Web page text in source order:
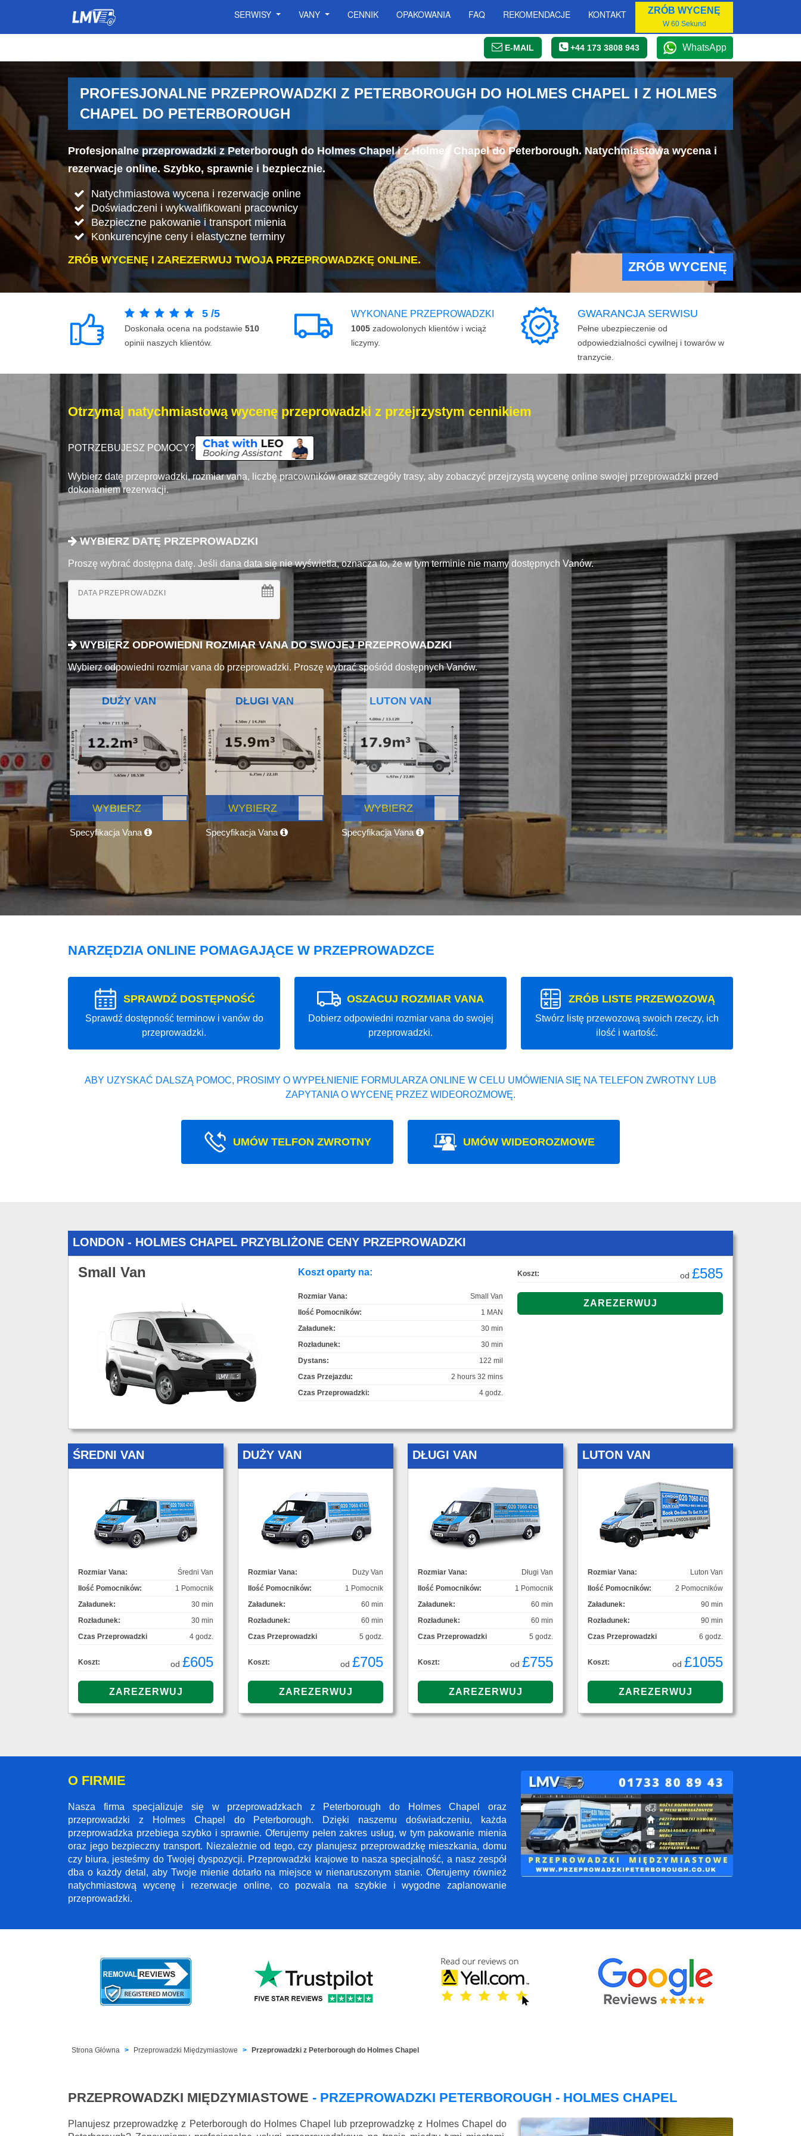
SERWISY VANY CENNIK OPAKOWANIA FAQ REKOMENDACJE KONTAKT ZRÓB WYCENĘ
W 60 Sekund
E-MAIL +44 173 3808 943 WhatsApp
PROFESJONALNE PRZEPROWADZKI Z PETERBOROUGH DO HOLMES CHAPEL I Z HOLMES
CHAPEL DO PETERBOROUGH
Profesjonalne przeprowadzki z Peterborough do Holmes Chapel i z Holmes Chapel do Peterborough. Natychmiastowa wycena i
rezerwacje online. Szybko, sprawnie i bezpiecznie.
Natychmiastowa wycena i rezerwacje online
Doświadczeni i wykwalifikowani pracownicy
Bezpieczne pakowanie i transport mienia
Konkurencyjne ceny i elastyczne terminy
ZRÓB WYCENĘ I ZAREZERWUJ TWOJA PRZEPROWADZKĘ ONLINE.
ZRÓB WYCENĘ
5 /5
Doskonała ocena na podstawie 510
opinii naszych klientów.
WYKONANE PRZEPROWADZKI
1005 zadowolonych klientów i wciąż
liczymy.
GWARANCJA SERWISU
Pełne ubezpieczenie od
odpowiedzialności cywilnej i towarów w
tranzycie.
Otrzymaj natychmiastową wycenę przeprowadzki z przejrzystym cennikiem
POTRZEBUJESZ POMOCY?
Wybierz datę przeprowadzki, rozmiar vana, liczbę pracowników oraz szczegóły trasy, aby zobaczyć przejrzystą wycenę online swojej przeprowadzki przed
dokonaniem rezerwacji.
WYBIERZ DATĘ PRZEPROWADZKI
Proszę wybrać dostępna datę. Jeśli dana data się nie wyświetla, oznacza to, że w tym terminie nie mamy dostępnych Vanów.
DATA PRZEPROWADZKI
WYBIERZ ODPOWIEDNI ROZMIAR VANA DO SWOJEJ PRZEPROWADZKI
Wybierz odpowiedni rozmiar vana do przeprowadzki. Proszę wybrać spośród dostępnych Vanów.
DUŻY VAN
WYBIERZ
Specyfikacja Vana
DŁUGI VAN
WYBIERZ
Specyfikacja Vana
LUTON VAN
WYBIERZ
Specyfikacja Vana
NARZĘDZIA ONLINE POMAGAJĄCE W PRZEPROWADZCE
SPRAWDŹ DOSTĘPNOŚĆ
Sprawdź dostępność terminow i vanów do
przeprowadzki.
OSZACUJ ROZMIAR VANA
Dobierz odpowiedni rozmiar vana do swojej
przeprowadzki.
ZRÓB LISTE PRZEWOZOWĄ
Stwórz listę przewozową swoich rzeczy, ich
ilość i wartość.
ABY UZYSKAĆ DALSZĄ POMOC, PROSIMY O WYPEŁNIENIE FORMULARZA ONLINE W CELU UMÓWIENIA SIĘ NA TELEFON ZWROTNY LUB
ZAPYTANIA O WYCENĘ PRZEZ WIDEOROZMOWĘ.
UMÓW TELFON ZWROTNY UMÓW WIDEOROZMOWE
LONDON - HOLMES CHAPEL PRZYBLIŻONE CENY PRZEPROWADZKI
Small Van Koszt oparty na:
Rozmiar Vana:
Small Van
Ilość Pomocników:
1 MAN
Załadunek:
30 min
Rozładunek:
30 min
Dystans:
122 mil
Czas Przejazdu:
2 hours 32 mins
Czas Przeprowadzki:
4 godz.
Koszt: od £585
ŚREDNI VAN
Rozmiar Vana:
Średni Van
Ilość Pomocników:
1 Pomocnik
Załadunek:
30 min
Rozładunek:
30 min
Czas Przeprowadzki
4 godz.
Koszt: od £605
DUŻY VAN
Rozmiar Vana:
Duży Van
Ilość Pomocników:
1 Pomocnik
Załadunek:
60 min
Rozładunek:
60 min
Czas Przeprowadzki
5 godz.
Koszt: od £705
DŁUGI VAN
Rozmiar Vana:
Długi Van
Ilość Pomocników:
1 Pomocnik
Załadunek:
60 min
Rozładunek:
60 min
Czas Przeprowadzki
5 godz.
Koszt: od £755
LUTON VAN
Rozmiar Vana:
Luton Van
Ilość Pomocników:
2 Pomocników
Załadunek:
90 min
Rozładunek:
90 min
Czas Przeprowadzki
6 godz.
Koszt: od £1055
O FIRMIE
Nasza firma specjalizuje się w przeprowadzkach z Peterborough do Holmes Chapel oraz
przeprowadzki z Holmes Chapel do Peterborough. Dzięki naszemu doświadczeniu, każda
przeprowadzka przebiega szybko i sprawnie. Oferujemy pełen zakres usług, w tym pakowanie mienia
oraz jego bezpieczny transport. Niezależnie od tego, czy planujesz przeprowadzkę mieszkania, domu
czy biura, jesteśmy do Twojej dyspozycji. Przeprowadzki krajowe to nasza specjalność, a nasz zespół
dba o każdy detal, aby Twoje mienie dotarło na miejsce w nienaruszonym stanie. Oferujemy również
natychmiastową wycenę i rezerwacje online, co pozwala na szybkie i wygodne zaplanowanie
przeprowadzki.
Strona Główna Przeprowadzki Międzymiastowe Przeprowadzki z Peterborough do Holmes Chapel
PRZEPROWADZKI MIĘDZYMIASTOWE - PRZEPROWADZKI PETERBOROUGH - HOLMES CHAPEL
Planujesz przeprowadzkę z Peterborough do Holmes Chapel lub przeprowadzkę z Holmes Chapel do